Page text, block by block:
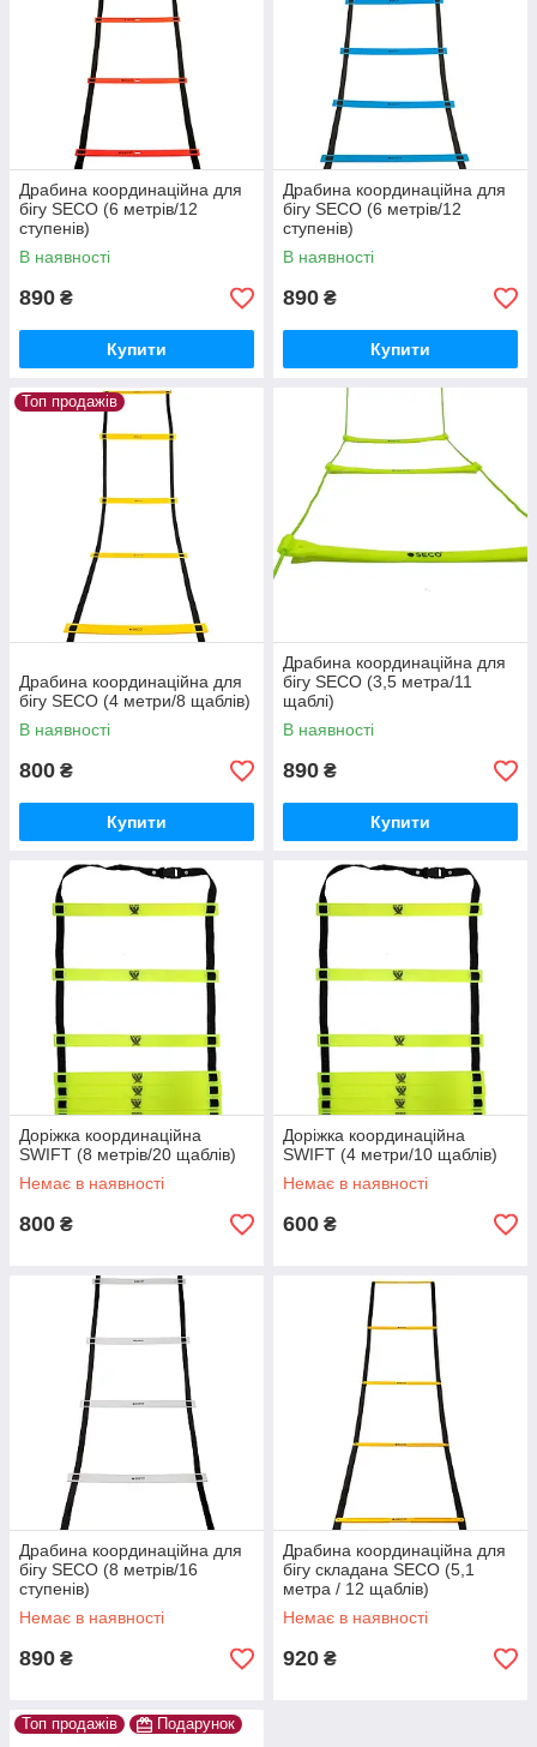
Драбина координаційна для
бігу SECO (6 метрів/12
ступенів)
В наявності
890 ₴
Купити
Драбина координаційна для
бігу SECO (6 метрів/12
ступенів)
В наявності
890 ₴
Купити
Топ продажів
Драбина координаційна для
бігу SECO (4 метри/8 щаблів)
В наявності
800 ₴
Купити
Драбина координаційна для
бігу SECO (3,5 метра/11
щаблі)
В наявності
890 ₴
Купити
Доріжка координаційна
SWIFT (8 метрів/20 щаблів)
Немає в наявності
800 ₴
Доріжка координаційна
SWIFT (4 метри/10 щаблів)
Немає в наявності
600 ₴
Драбина координаційна для
бігу SECO (8 метрів/16
ступенів)
Немає в наявності
890 ₴
Драбина координаційна для
бігу складана SECO (5,1
метра / 12 щаблів)
Немає в наявності
920 ₴
Топ продажів Подарунок